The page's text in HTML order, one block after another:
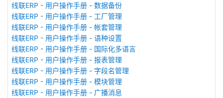
线联ERP - 用户操作手册 - 数据备份
线联ERP - 用户操作手册 - 工厂管理
线联ERP - 用户操作手册 - 帐套管理
线联ERP - 用户操作手册 - 语种设置
线联ERP - 用户操作手册 - 国际化多语言
线联ERP - 用户操作手册 - 报表管理
线联ERP - 用户操作手册 - 字段名管理
线联ERP - 用户操作手册 - 模块管理
线联ERP - 用户操作手册 - 广播消息